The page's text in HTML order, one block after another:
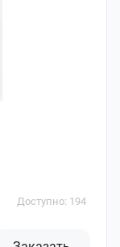
Доступно: 194